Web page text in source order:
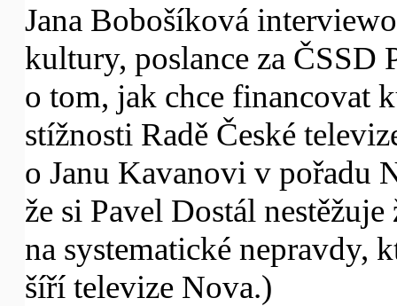
Jana Bobošíková
kultury, poslance za ČSSD
o tom, jak chce financovat
stížnosti Radě České
o Janu Kavanovi v pořadu
že si Pavel Dostál
na systematické nepravdy,
šíří televize Nova.)